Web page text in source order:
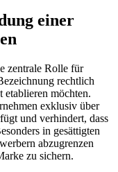
einer
zentrale Rolle für
rechtlich
etablieren möchten.
exklusiv über
und verhindert, dass
in gesättigten
abzugrenzen
zu sichern.